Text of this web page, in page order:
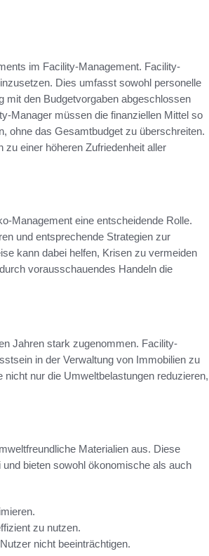
im Facility-Management. Facility-
Dies umfasst sowohl personelle
mit den Budgetvorgaben abgeschlossen
Manager müssen die finanziellen Mittel so
ohne das Gesamtbudget zu überschreiten.
einer höheren Zufriedenheit aller
Management eine entscheidende Rolle.
und entsprechende Strategien zur
kann dabei helfen, Krisen zu vermeiden
vorausschauendes Handeln die
Jahren stark zugenommen. Facility-
in der Verwaltung von Immobilien zu
nur die Umweltbelastungen reduzieren,
Materialien aus. Diese
bieten sowohl ökonomische als auch
zu nutzen.
nicht beeinträchtigen.